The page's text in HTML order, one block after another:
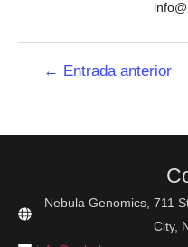
Navegación
← Entrada anterior
Nebula Genomics, 711
City,